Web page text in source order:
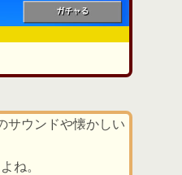
サウンドや懐かしい
ね。